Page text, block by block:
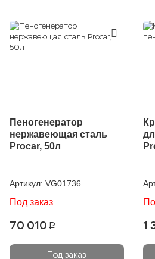
Пеногенератор
нержавеющая сталь
Procar, 50л
Артикул: VG01736
Под заказ
70 010 p
Под заказ
1